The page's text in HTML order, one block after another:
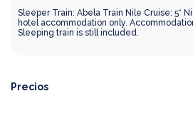
Sleeper Train: Abela Train Nile Cruise: 5*
hotel accommodation only.
Sleeping train is still included.
Precios